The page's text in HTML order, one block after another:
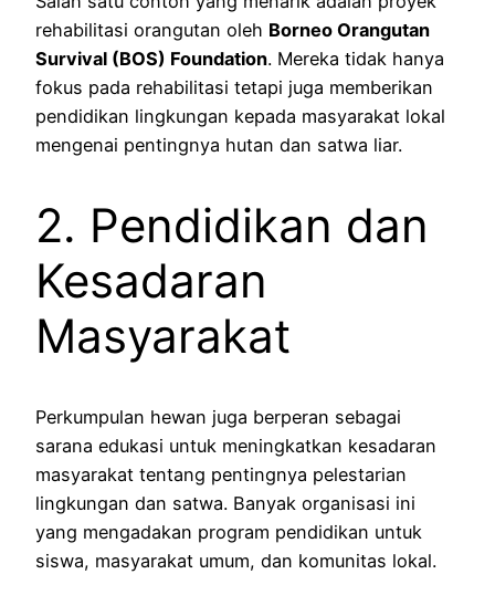
rehabilitasi orangutan oleh Borneo Orangutan
Survival (BOS) Foundation. Mereka tidak hanya
fokus pada rehabilitasi tetapi juga memberikan
pendidikan lingkungan kepada masyarakat lokal
mengenai pentingnya hutan dan satwa liar.
2. Pendidikan dan
Kesadaran
Masyarakat
Perkumpulan hewan juga berperan sebagai
sarana edukasi untuk meningkatkan kesadaran
masyarakat tentang pentingnya pelestarian
lingkungan dan satwa. Banyak organisasi ini
yang mengadakan program pendidikan untuk
siswa, masyarakat umum, dan komunitas lokal.